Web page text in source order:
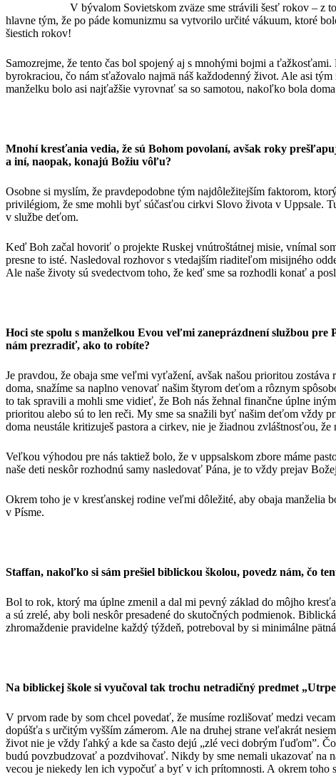
V bývalom Sovietskom zväze sme strávili šesť rokov – z
hlavne tým, že po páde komunizmu sa vytvorilo určité vákuum, ktoré
šiestich rokov!
Samozrejme, že tento čas bol spojený aj s mnohými bojmi a
byrokraciou, čo nám sťažovalo najmä náš každodenný život. Ale asi
manželku bolo asi najťažšie vyrovnať sa so samotou, nakoľko bola
Mnohí kresťania vedia, že sú Bohom povolaní, avšak roky
a iní, naopak, konajú Božiu vôľu?
Osobne si myslím, že pravdepodobne tým najdôležitejším faktorom,
privilégiom, že sme mohli byť súčasťou cirkvi Slovo života v Uppsale.
v službe deťom.
Keď Boh začal hovoriť o projekte Ruskej vnútroštátnej misie, vnímal
presne to isté. Nasledoval rozhovor s vtedajším riaditeľom misijného
Ale naše životy sú svedectvom toho, že keď sme sa rozhodli konať a
Hoci ste spolu s manželkou Evou veľmi zaneprázdnení službou
nám prezradiť, ako to robíte?
Je pravdou, že obaja sme veľmi vyťažení, avšak našou prioritou
doma, snažíme sa naplno venovať našim štyrom deťom a rôznym
to tak spravili a mohli sme vidieť, že Boh nás žehnal finančne úplne
prioritou alebo sú to len reči. My sme sa snažili byť našim deťom vždy
doma neustále kritizuješ pastora a cirkev, nie je žiadnou zvláštnosťou,
Veľkou výhodou pre nás taktiež bolo, že v uppsalskom zbore máme
naše deti neskôr rozhodnú samy nasledovať Pána, je to vždy prejav
Okrem toho je v kresťanskej rodine veľmi dôležité, aby obaja
v Písme.
Staffan, nakoľko si sám prešiel biblickou školou, povedz nám, čo
Bol to rok, ktorý ma úplne zmenil a dal mi pevný základ do môjho
a sú zrelé, aby boli neskôr presadené do skutočných podmienok.
zhromaždenie pravidelne každý týždeň, potreboval by si minimálne
Na biblickej škole si vyučoval tak trochu netradičný predmet
V prvom rade by som chcel povedať, že musíme rozlišovať medzi
dopúšťa s určitým vyšším zámerom. Ale na druhej strane veľakrát
život nie je vždy ľahký a kde sa často dejú „zlé veci dobrým ľuďom”.
budú povzbudzovať a pozdvihovať. Nikdy by sme nemali ukazovať na
vecou je niekedy len ich vypočuť a byť v ich prítomnosti. A okrem toho